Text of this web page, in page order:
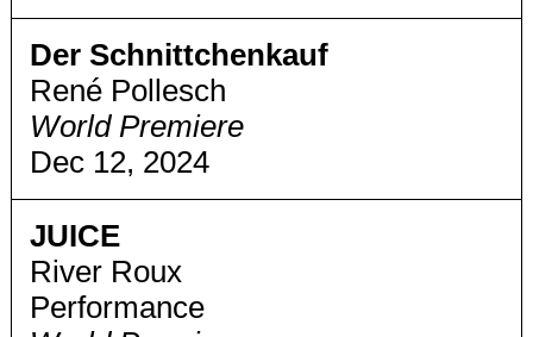
Der Schnittchenkauf
René Pollesch
World Premiere
Dec 12, 2024
JUICE
River Roux
Performance